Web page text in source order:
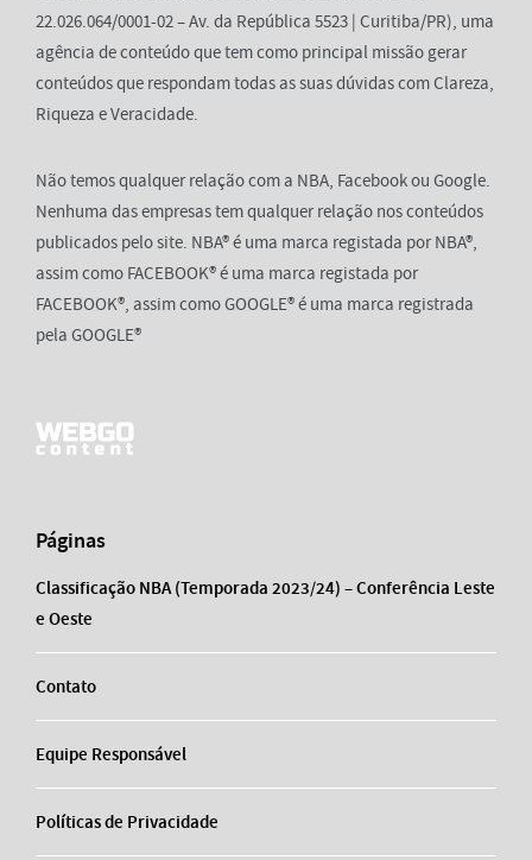
22.026.064/0001-02 – Av. da República 5523 | Curitiba/PR), uma
agência de conteúdo que tem como principal missão gerar
conteúdos que respondam todas as suas dúvidas com Clareza,
Riqueza e Veracidade.
Não temos qualquer relação com a NBA, Facebook ou Google.
Nenhuma das empresas tem qualquer relação nos conteúdos
publicados pelo site. NBA® é uma marca registada por NBA®,
assim como FACEBOOK® é uma marca registada por
FACEBOOK®, assim como GOOGLE® é uma marca registrada
pela GOOGLE®
Páginas
Classificação NBA (Temporada 2023/24) – Conferência Leste
e Oeste
Contato
Equipe Responsável
Políticas de Privacidade